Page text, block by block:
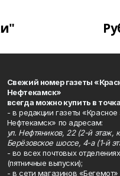
Свежий номер газеты
Нефтекамск»
всегда можно купить в
- в редакции газеты «Красное
Нефтекамск» по адресам:
ул. Нефтяников, 22 (2-й этаж,
Берёзовское шоссе, 4-а (1-й
- во всех почтовых
(пятничные выпуски);
- в сети магазинов «Бегемот»